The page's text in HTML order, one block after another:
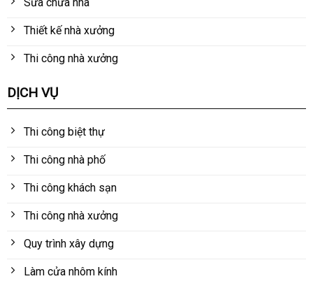
Thiết kế nhà xưởng
Thi công nhà xưởng
DỊCH VỤ
Thi công biệt thự
Thi công nhà phố
Thi công khách sạn
Thi công nhà xưởng
Quy trình xây dựng
Làm cửa nhôm kính